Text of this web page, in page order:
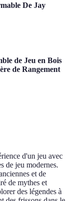
De Jay
de Jeu en Bois
de Rangement
d'un jeu avec
de jeu modernes.
et de
de mythes et
des légendes à